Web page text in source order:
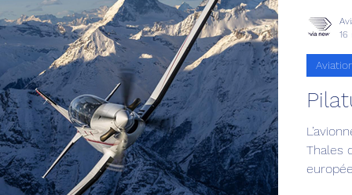
Livres Drones aériens
aéronautique Avionique & pilotage Avion
Motorisation Défense sol-air DSA Amphibie
Thales
16